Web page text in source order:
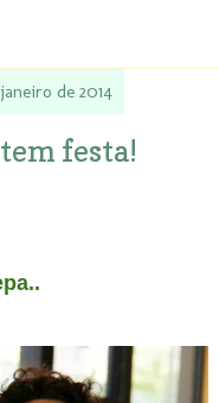
de 2014
festa!